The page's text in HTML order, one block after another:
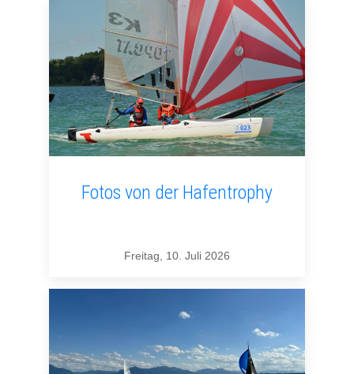
Fotos von der Hafentrophy
Freitag, 10. Juli 2026